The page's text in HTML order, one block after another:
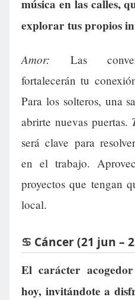
música en las calles,
explorar tus propios
Amor: Las
fortalecerán tu
Para los solteros, una
abrirte nuevas puertas.
será clave para
en el trabajo.
proyectos que tengan
local.
♋ Cáncer (21 jun –
El carácter
hoy, invitándote a